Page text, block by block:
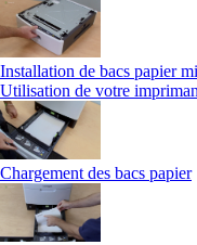
Installation de bacs papier
Utilisation de votre
Chargement des bacs papier